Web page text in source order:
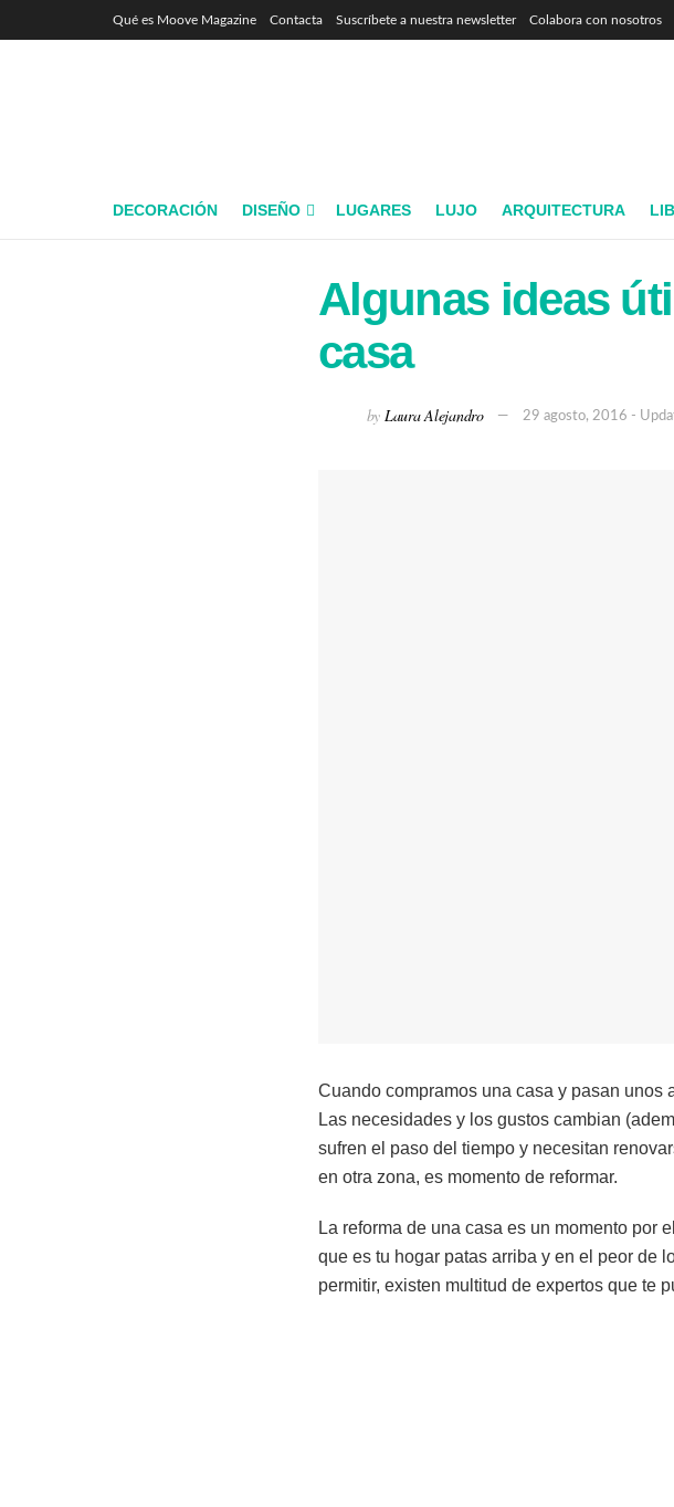
Qué es Moove Magazine Contacta Suscríbete a nuestra newsletter Colabora con nosotros
DECORACIÓN DISEÑO LUGARES LUJO ARQUITECTURA
Algunas ideas
casa
by Laura Alejandro 29 agosto, 2016 -
Cuando compramos una casa y pasan unos
Las necesidades y los gustos cambian
sufren el paso del tiempo y necesitan
en otra zona, es momento de reformar.
La reforma de una casa es un momento por
que es tu hogar patas arriba y en el peor de
permitir, existen multitud de expertos que te